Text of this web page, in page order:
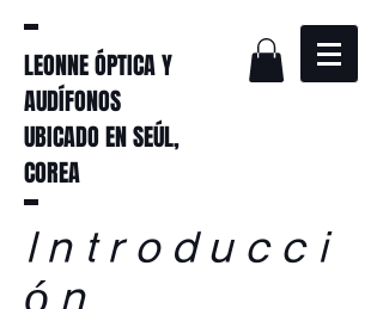
LEONNE ÓPTICA Y
AUDÍFONOS
UBICADO EN SEÚL,
COREA
Introducci
ón